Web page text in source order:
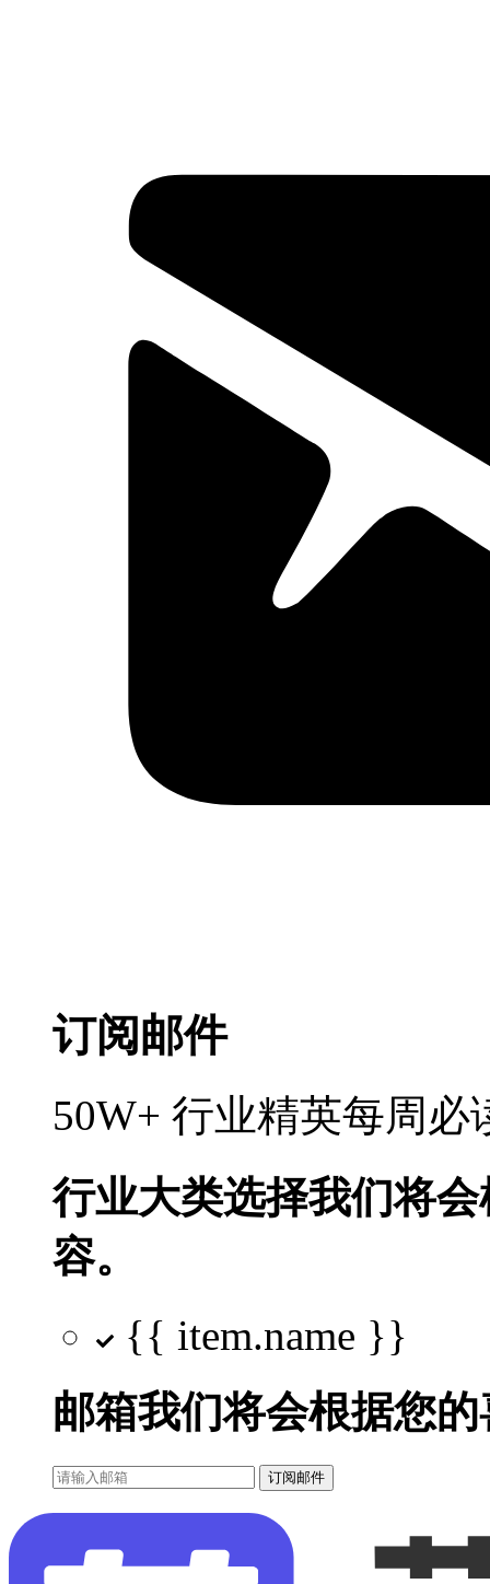
订阅邮件
50W+ 行业精英每周
行业大类选择我们将
容。
{{ item.name }}
邮箱我们将会根据您
订阅邮件